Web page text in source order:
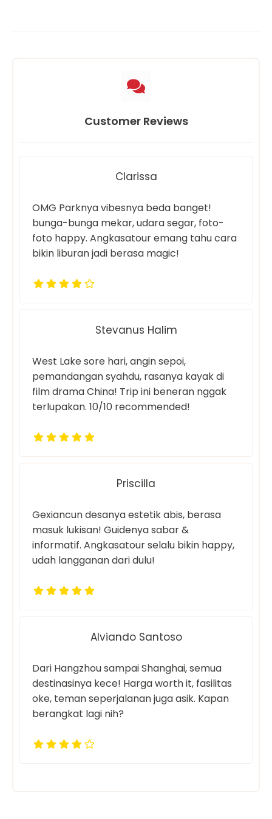
Customer Reviews
Clarissa
OMG Parknya vibesnya beda banget!
bunga-bunga mekar, udara segar, foto-
foto happy. Angkasatour emang tahu cara
bikin liburan jadi berasa magic!
Stevanus Halim
West Lake sore hari, angin sepoi,
pemandangan syahdu, rasanya kayak di
film drama China! Trip ini beneran nggak
terlupakan. 10/10 recommended!
Priscilla
Gexiancun desanya estetik abis, berasa
masuk lukisan! Guidenya sabar &
informatif. Angkasatour selalu bikin happy,
udah langganan dari dulu!
Alviando Santoso
Dari Hangzhou sampai Shanghai, semua
destinasinya kece! Harga worth it, fasilitas
oke, teman seperjalanan juga asik. Kapan
berangkat lagi nih?